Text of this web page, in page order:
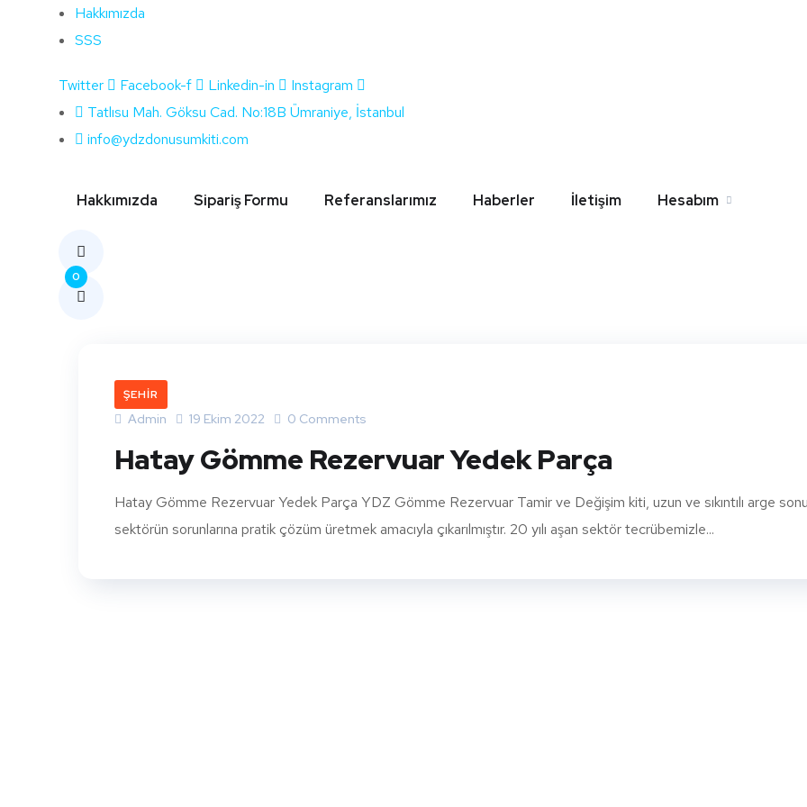
Hakkımızda
SSS
Twitter Facebook-f Linkedin-in
Instagram
Tatlısu Mah. Göksu Cad. No:18B Ümraniye, İstanbul
info@ydzdonusumkiti.com
Hakkımızda Sipariş Formu Referanslarımız Haberler İletişim Hesabım
0
Etiket:Hatay Siamp Asma Klozet
ŞEHIR
Admin 19 Ekim 2022 0 Comments
Hatay Gömme Rezervuar Yedek Parça
Hatay Gömme Rezervuar Yedek Parça YDZ Gömme Rezervuar Tamir ve Değişim kiti, uzun ve sıkıntılı arge
sektörün sorunlarına pratik çözüm üretmek amacıyla çıkarılmıştır. 20 yılı aşan sektör tecrübemizle...